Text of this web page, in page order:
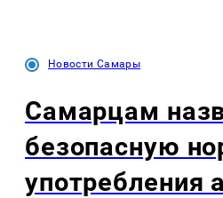
Новости Самары
Самарцам
безопасную
употребления